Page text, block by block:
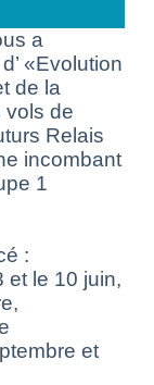
a
«Evolution
de la
vols de
Relais
incombant
1
:
et le 10 juin,
et